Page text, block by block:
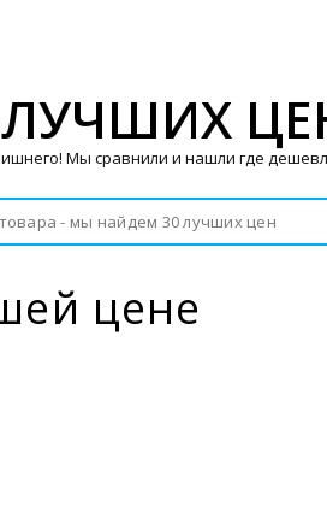
цене
ЛУЧШИХ
Мы сравнили и нашли где